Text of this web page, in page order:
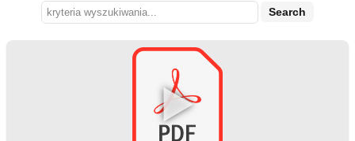
Search
►